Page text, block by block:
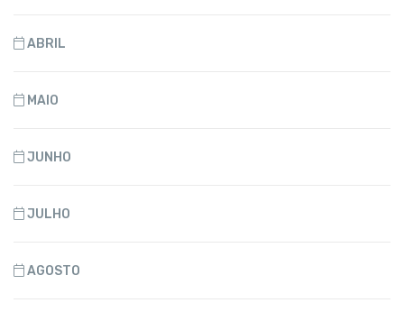
ABRIL
MAIO
JUNHO
JULHO
AGOSTO